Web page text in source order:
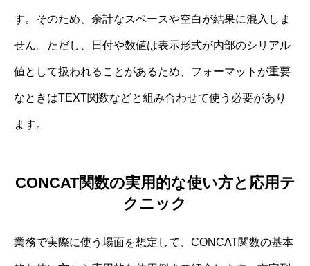
す。そのため、余計なスペースや空白が結果に混入しま
せん。ただし、日付や数値は表示形式が内部のシリアル
値として扱われることがあるため、フォーマットが重要
なときはTEXT関数などと組み合わせて使う必要があり
ます。
CONCAT関数の実用的な使い方と応用テ
クニック
業務で実際に使う場面を想定して、CONCAT関数の基本